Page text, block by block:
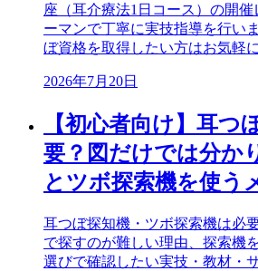
座（耳介療法1日コース）の開
ーマンで丁寧に実技指導を行い
ぼ資格を取得したい方はお気軽
2026年7月20日
【初心者向け】耳つ
要？図だけでは分か
とツボ探索機を使う
耳つぼ探知機・ツボ探索機は必
で探すのが難しい理由、探索機
選びで確認したい実技・教材・